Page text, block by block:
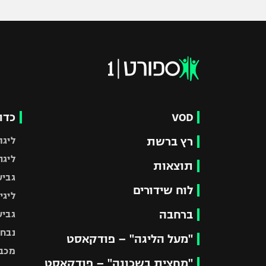
VOD
רץ ברשת
תוצאות
לוח שידורים
ברחבה
"מעל הליגה" – פודקאסט
"מחצית בשכונה" – פודקאסט